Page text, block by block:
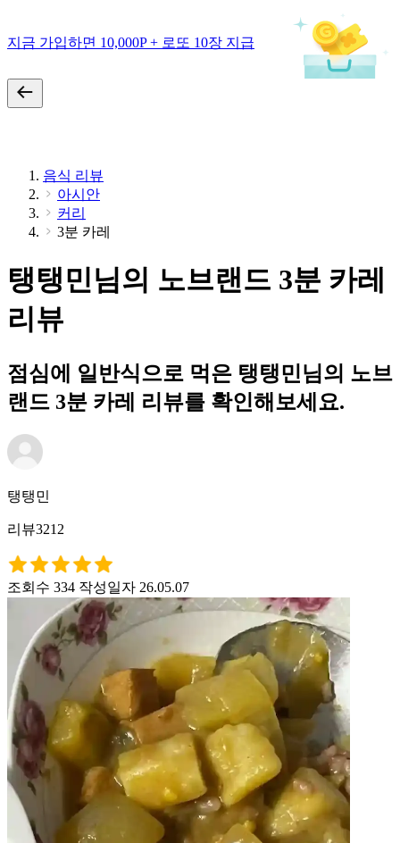
지금 가입하면 10,000P + 로또 10장 지급
음식 리뷰
아시안
커리
3분 카레
탱탱민님의 노브랜드 3분 카레
리뷰
점심에 일반식으로 먹은 탱탱민님의 노브
랜드 3분 카레 리뷰를 확인해보세요.
탱탱민
리뷰3212
조회수 334 작성일자 26.05.07